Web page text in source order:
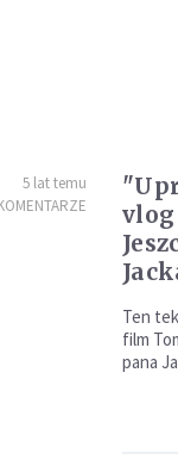
5 lat temu
vlog
Ten
film
pana